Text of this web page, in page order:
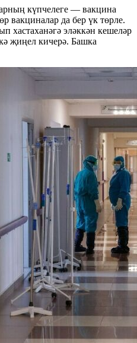
күпчелеге — вакцина
вакциналар да бер үк төрле.
хастаханәгә эләккән кешеләр
җиңел кичерә. Башка